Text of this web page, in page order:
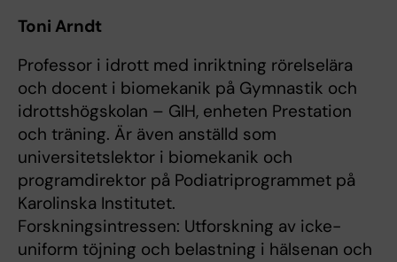
Toni Arndt
Professor i idrott med inriktning rörelselära
och docent i biomekanik på Gymnastik och
idrottshögskolan – GIH, enheten Prestation
och träning. Är även anställd som
universitetslektor i biomekanik och
programdirektor på Podiatriprogrammet på
Karolinska Institutet.
Forskningsintressen: Utforskning av icke-
uniform töjning och belastning i hälsenan och